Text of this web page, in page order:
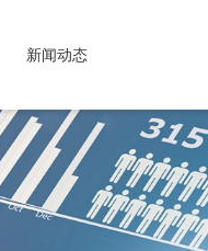
新闻动态